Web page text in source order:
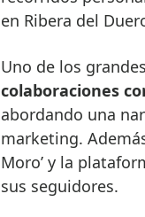
en Ribera del
Uno de los
colaboraciones
abordando una
marketing.
Moro’ y la
sus seguidores.